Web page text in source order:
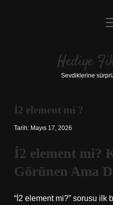
Yasal
Hediye
Sevdiklerine
İ2 element mi ?
Tarih: Mayıs 17, 2026
İ2 element mi?
Görünen Ama
“İ2 element mi?” sorusu ilk